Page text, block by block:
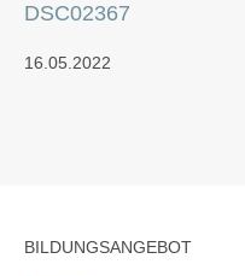
DSC02367
16.05.2022
BILDUNGSANGEBOT